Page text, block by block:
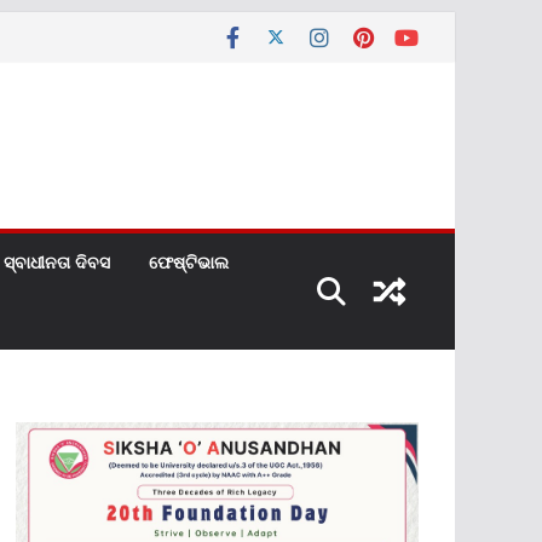
ସ୍ବାଧୀନତା ଦିବସ ଫେଷ୍ଟିଭାଲ